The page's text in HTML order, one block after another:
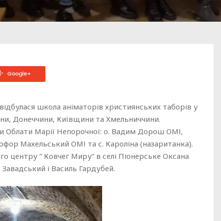
Google+
школа аніматорів християнських таборів у
Донеччини, Київщини та Хмельниччини.
Облати Марії Непорочної: о. Вадим Дорош ОМІ,
Махельський ОМІ та с. Кароліна (назаританка).
центру ” Ковчег Миру” в селі Піонерське Оксана
і Василь Гардубей.